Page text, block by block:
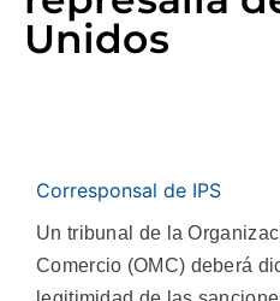
Unidos
Corresponsal de IPS
Un tribunal de la
Comercio (OMC) deberá